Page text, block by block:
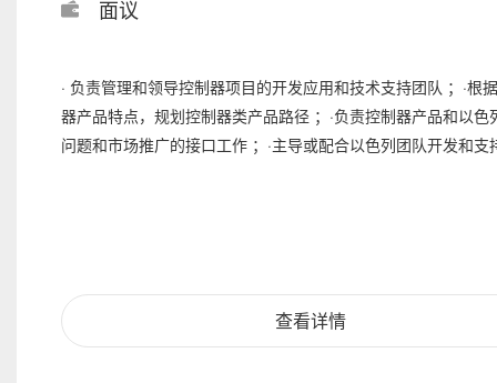
面议
· 负责管理和领导控制器项目的开发应用和技术支持团队 ；·根
器产品特点，规划控制器类产品路径 ；·负责控制器产品和以色
问题和市场推广的接口工作 ；·主导或配合以色列团队开发和支
查看详情